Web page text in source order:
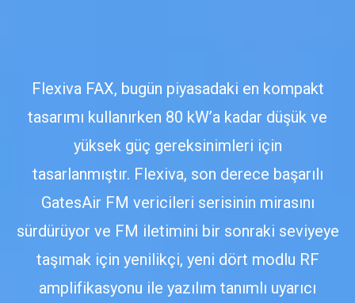
Flexiva FAX, bugün piyasadaki en kompakt
tasarımı kullanırken 80 kW’a kadar düşük ve
yüksek güç gereksinimleri için
tasarlanmıştır. Flexiva, son derece başarılı
GatesAir FM vericileri serisinin mirasını
sürdürüyor ve FM iletimini bir sonraki seviyeye
taşımak için yenilikçi, yeni dört modlu RF
amplifikasyonu ile yazılım tanımlı uyarıcı